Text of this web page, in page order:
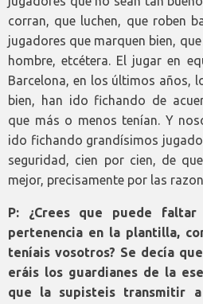
corran, que luchen, que roben
jugadores que marquen bien,
hombre, etcétera. El jugar en
Barcelona, en los últimos años,
bien, han ido fichando de
que más o menos tenían. Y
ido fichando grandísimos
seguridad, cien por cien, de
mejor, precisamente por las
P: ¿Crees que puede
pertenencia en la plantilla,
teníais vosotros? Se decía
eráis los guardianes de la
que la supisteis transmitir